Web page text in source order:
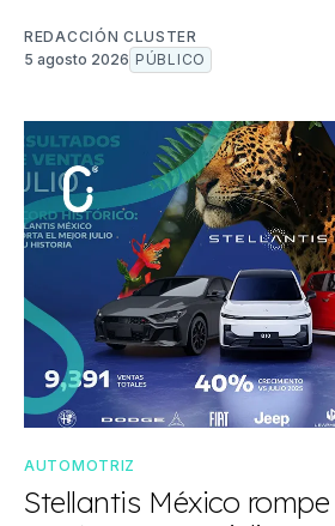
REDACCIÓN CLUSTER
5 agosto 2026 PÚBLICO
AUTOMOTRIZ
Stellantis México